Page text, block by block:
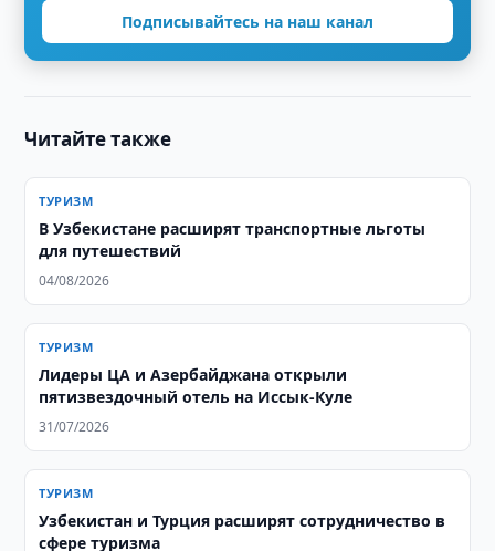
Подписывайтесь на наш канал
Читайте также
ТУРИЗМ
В Узбекистане расширят транспортные льготы
для путешествий
04/08/2026
ТУРИЗМ
Лидеры ЦА и Азербайджана открыли
пятизвездочный отель на Иссык-Куле
31/07/2026
ТУРИЗМ
Узбекистан и Турция расширят сотрудничество в
сфере туризма